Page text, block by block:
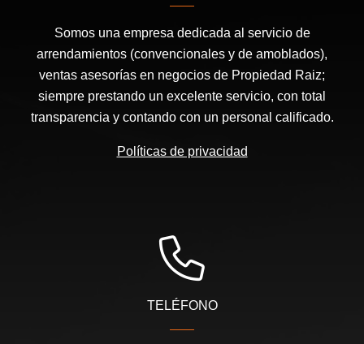
Somos una empresa dedicada al servicio de
arrendamientos (convencionales y de amoblados),
ventas asesorías en negocios de Propiedad Raiz;
siempre prestando un excelente servicio, con total
transparencia y contando con un personal calificado.
Políticas de privacidad
TELÉFONO